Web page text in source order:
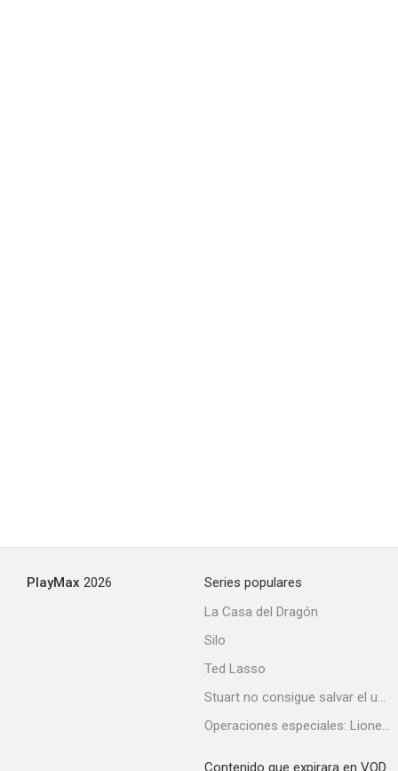
PlayMax 2026
Series populares
La Casa del Dragón
Silo
Ted Lasso
Stuart no consigue salvar el universo
Operaciones especiales: Lioness
Contenido que expirara en VOD